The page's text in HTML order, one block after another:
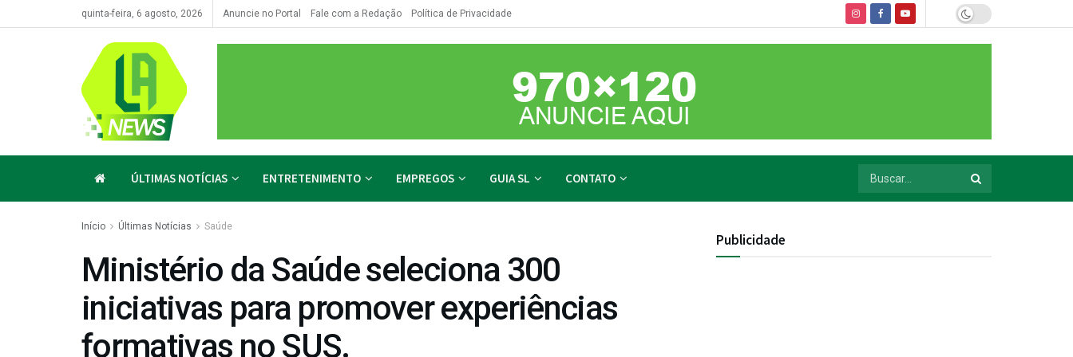
quinta-feira, 6 agosto, 2026 Anuncie no Portal Fale com a Redação Política de Privacidade
ÚLTIMAS NOTÍCIAS ENTRETENIMENTO EMPREGOS GUIA SL CONTATO
Início Últimas Notícias Saúde
Ministério da Saúde seleciona 300
iniciativas para promover experiências
formativas no SUS.
Publicidade